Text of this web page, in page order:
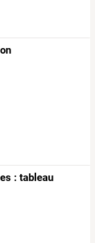
: tableau